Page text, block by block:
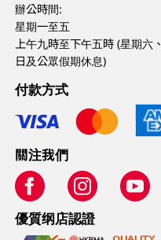
辦公時間:
星期一至五
上午九時至下午五時 (星期六、
日及公眾假期休息)
付款方式
關注我們
優質纲店認證